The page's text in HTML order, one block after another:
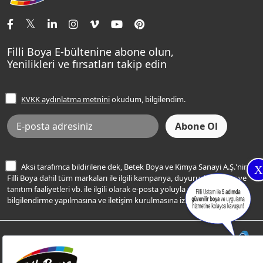
X
Tavan Boyaları
Ev Bakım ve Hobi Boyaları
Yatak Odası Renkleri
Sentomaxx Sentetik Boya
Sentomaxx İpeksi Mat
Momento Life
Şampanya Rengi
Açık Mavi Rengi
Frezya Rengi
İletişim Bilgilerimiz
Renk Danışma
Filli Ustam
Sıkça Sorulan Sorular
Ücretsiz Yalıtım Keşif Hizmeti
Bilgi Toplumu Hizmetleri
İnternet Sitesi Kullanım Koşulları
KVKK Talep Formu
KVKK Aydınlatma Metni
Filli Boya E-bültenine abone olun,
Yenilikleri ve fırsatları takip edin
KVKK aydınlatma metniniokudum, bilgilendim.
Aksi tarafımca bildirilene dek, Betek Boya ve Kimya Sanayi A.Ş.'nin
Filli Boya dahil tüm markaları ile ilgili kampanya, duyuru, hizmetler ve
tanıtım faaliyetleri vb. ile ilgili olarak e-posta yoluyla şahsıma
bilgilendirme yapılmasına ve iletişim kurulmasına izin veriyorum.